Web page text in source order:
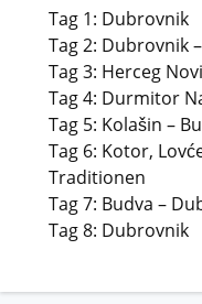
Tag 1: Dubrovnik
Tag 2: Dubrovnik
Tag 3: Herceg
Tag 4: Durmitor
Tag 5: Kolašin –
Tag 6: Kotor,
Traditionen
Tag 7: Budva –
Tag 8: Dubrovnik